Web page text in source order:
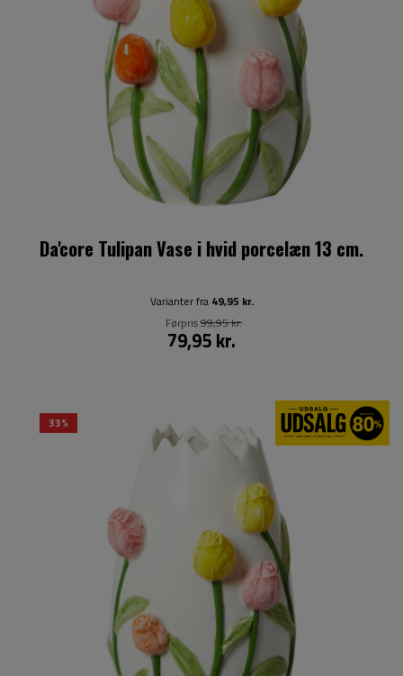
Da'core Tulipan Vase i hvid porcelæn 13 cm.
Varianter fra49,95 kr.
79,95 kr.
Førpris99,95 kr.
33%